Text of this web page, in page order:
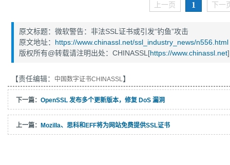
上一页 1 下一
原文标题：微软警告：非法SSL证书或引发“钓鱼”攻击
原文地址： https://www.chinassl.net/ssl_industry_news/n556.html
版权所有@转载请注明出处：CHINASSL[https://www.chinassl.net]
【责任编辑： 中国数字证书CHINASSL】
下一篇： OpenSSL 发布多个更新版本，修复 DoS 漏洞
上一篇： Mozilla、思科和EFF将为网站免费提供SSL证书